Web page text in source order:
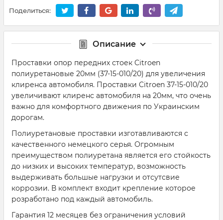
Поделиться:
Описание
Проставки опор передних стоек Citroen
полиуретановые 20мм (37-15-010/20) для увеличения
клиренса автомобиля. Проставки Citroen 37-15-010/20
увеличивают клиренс автомобиля на 20мм, что очень
важно для комфортного движения по Украинским
дорогам.
Полиуретановые проставки изготавливаются с
качественного немецкого серья. Огромным
преимуществом полиуретана является его стойкость
до низких и высоких температур, возможность
выдерживать большые нагрузки и отсутсвие
коррозии. В комплект входит крепление которое
розработано под каждый автомобиль.
Гарантия 12 месяцев без ограничения условий